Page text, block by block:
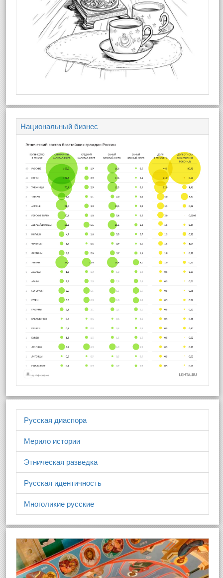
Национальный бизнес
Русская диаспора
Мерило истории
Этническая разведка
Русская идентичность
Многоликие русские